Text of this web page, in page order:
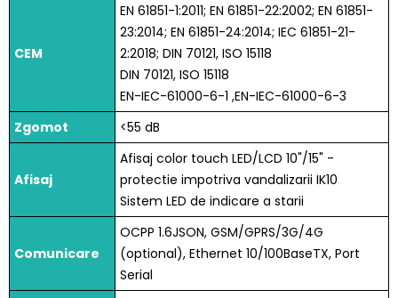
CEM
EN 61851-1:2011; EN 61851-22:2002; EN 61851-
23:2014; EN 61851-24:2014; IEC 61851-21-
2:2018; DIN 70121, ISO 15118
DIN 70121, ISO 15118
EN-IEC-61000-6-1 ,EN-IEC-61000-6-3
Zgomot
<55 dB
Afisaj
Afisaj color touch LED/LCD 10"/15" -
protectie impotriva vandalizarii IK10
Sistem LED de indicare a starii
Comunicare
OCPP 1.6JSON, GSM/GPRS/3G/4G
(optional), Ethernet 10/100BaseTX, Port
Serial